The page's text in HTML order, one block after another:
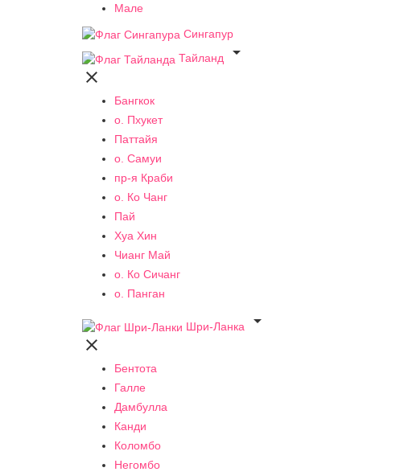
Мале
Сингапур
Тайланд


Бангкок
о. Пхукет
Паттайя
о. Самуи
пр-я Краби
о. Ко Чанг
Пай
Хуа Хин
Чианг Май
о. Ко Сичанг
о. Панган
Шри-Ланка


Бентота
Галле
Дамбулла
Канди
Коломбо
Негомбо